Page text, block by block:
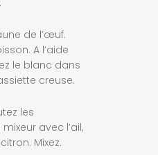
de l’œuf.
A l’aide
le blanc dans
creuse.
les
avec l’ail,
Mixez.